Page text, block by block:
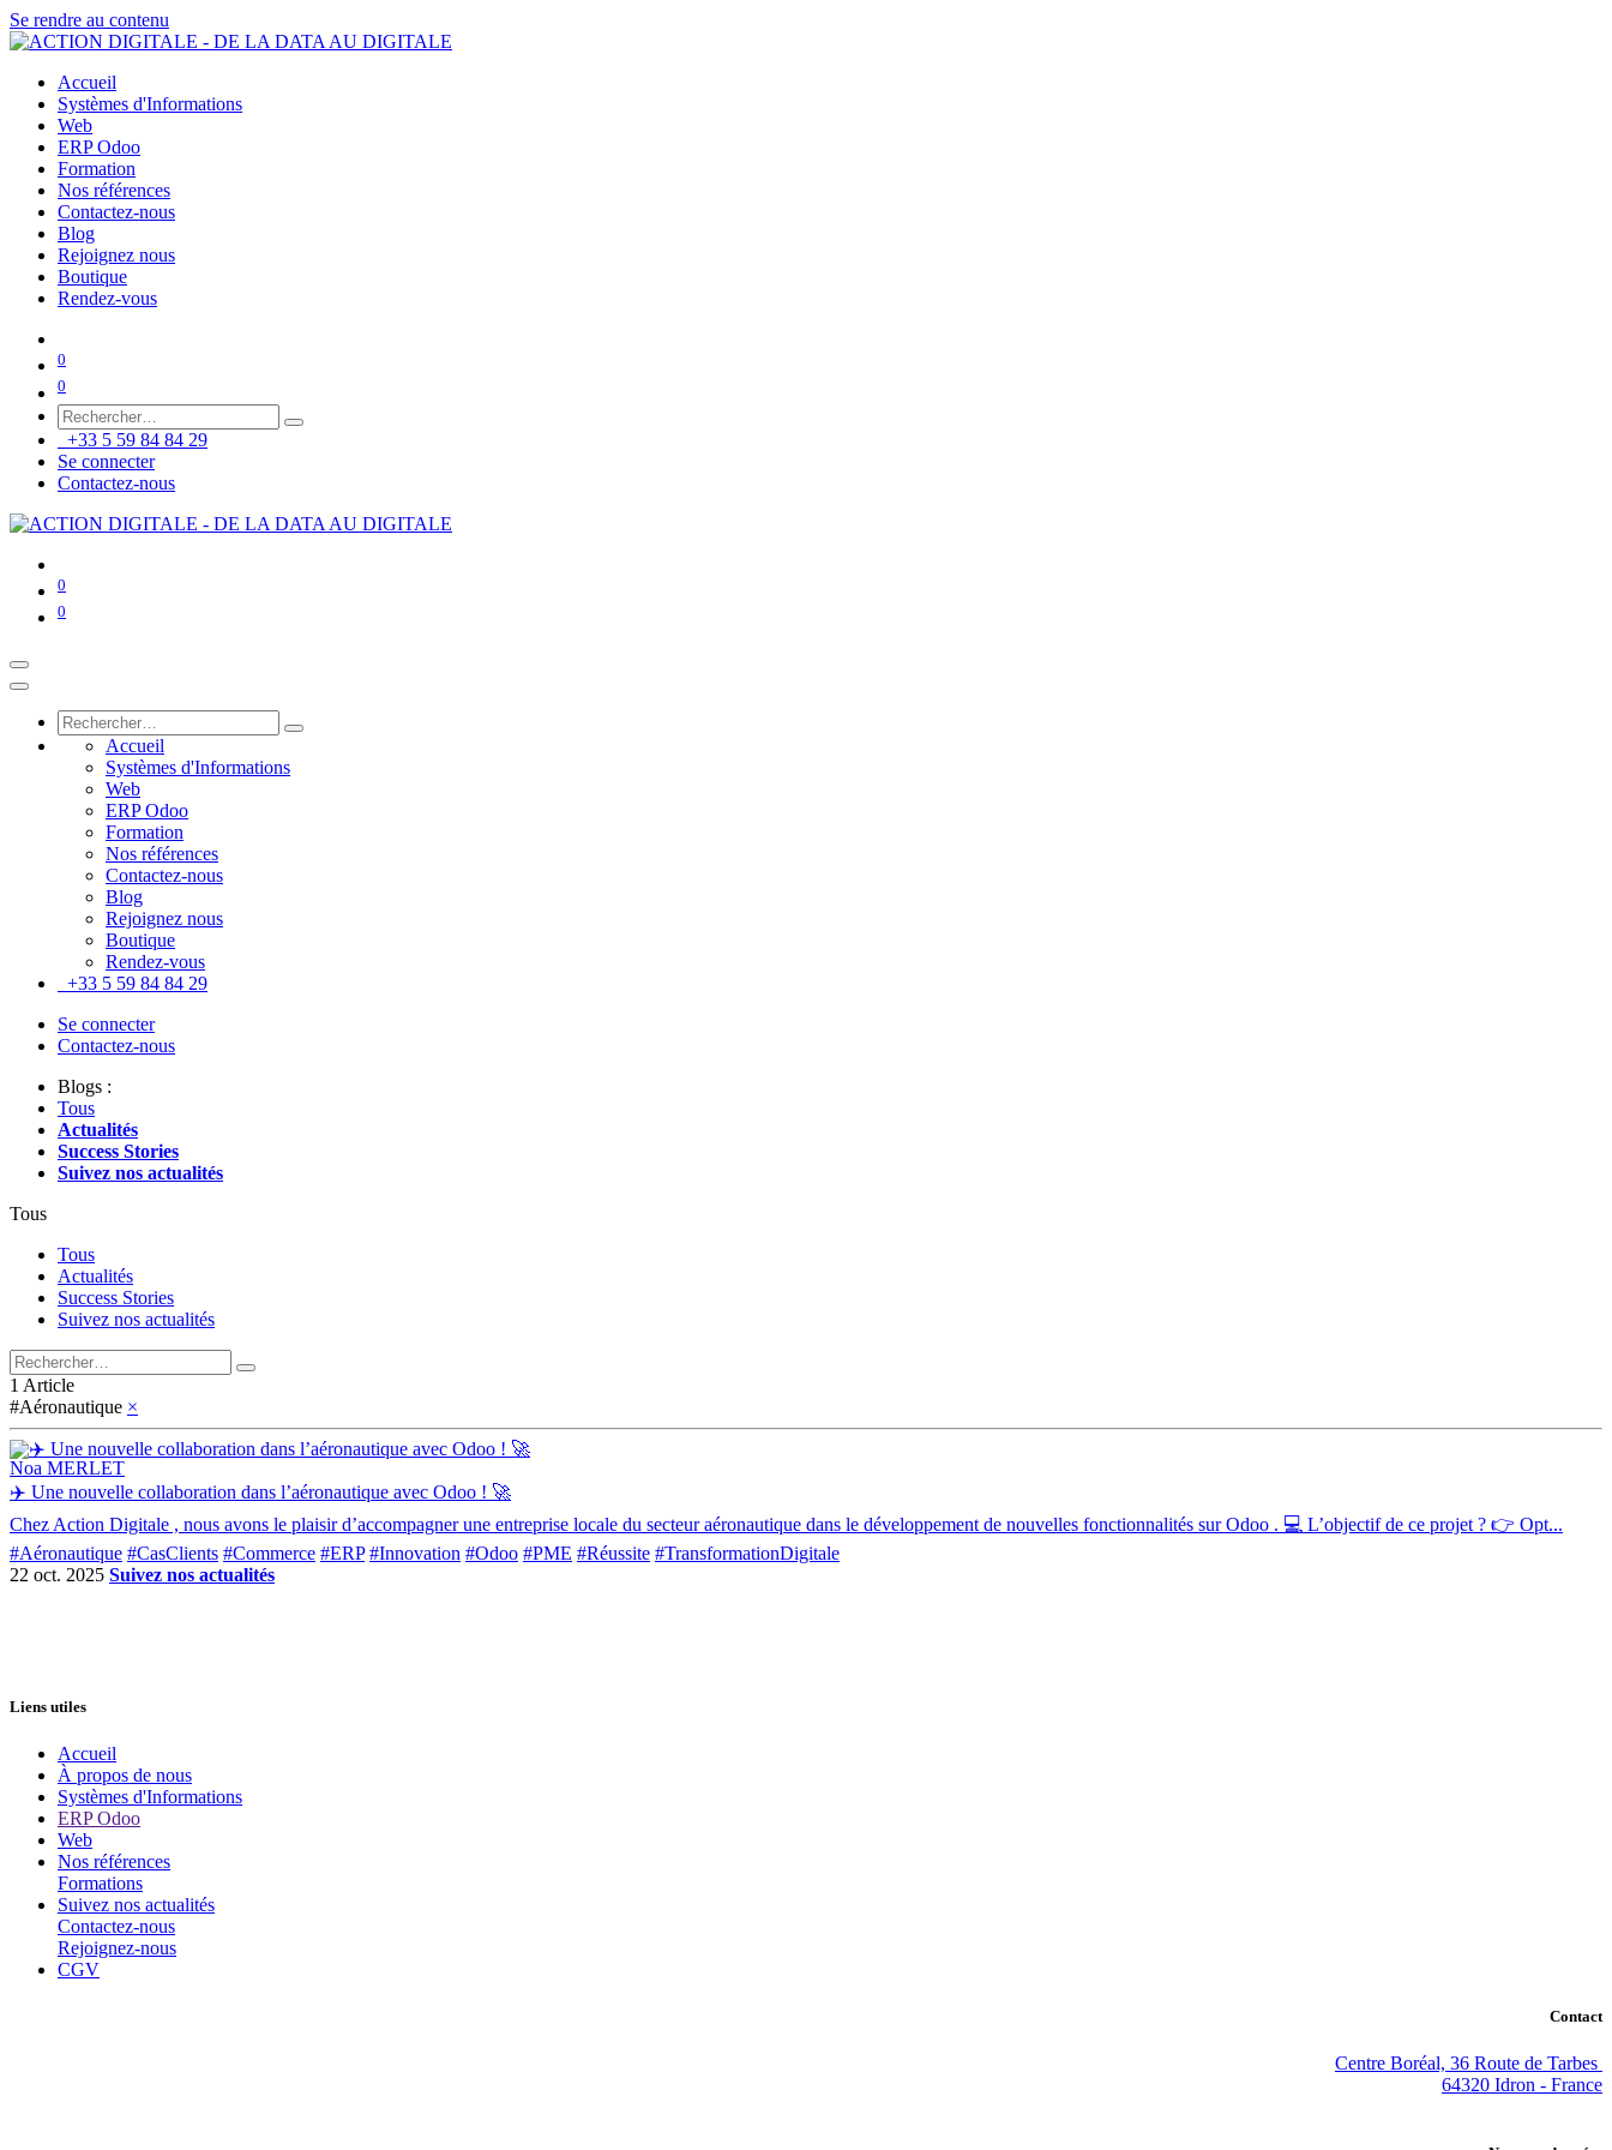
Se rendre au contenu
Accueil
Systèmes d'Informations
Web
ERP Odoo
Formation
Nos références
Contactez-nous
Blog
Rejoignez nous
Boutique
Rendez-vous
0
0
+33 5 59 84 84 29
Se connecter
Contactez-nous
0
0
Accueil
Systèmes d'Informations
Web
ERP Odoo
Formation
Nos références
Contactez-nous
Blog
Rejoignez nous
Boutique
Rendez-vous
+33 5 59 84 84 29
Se connecter
Contactez-nous
Blogs :
Tous
Actualités
Success Stories
Suivez nos actualités
Tous
Tous
Actualités
Success Stories
Suivez nos actualités
1 Article
#Aéronautique ×
Noa MERLET
✈️ Une nouvelle collaboration dans l’aéronautique avec Odoo ! 🚀
Chez Action Digitale , nous avons le plaisir d’accompagner une entreprise locale du secteur aéronautique dans le développement de nouvelles fonctionnalités sur Odoo . 💻 L’objectif de ce projet ? 👉 Opt...
#Aéronautique #CasClients #Commerce #ERP #Innovation #Odoo #PME #Réussite #TransformationDigitale
22 oct. 2025 Suivez nos actualités
Liens utiles
Accueil
À propos de nous
Systèmes d'Informations
ERP Odoo
Web
Nos références
Formations
Suivez nos actualités
Contactez-nous
Rejoignez-nous
CGV
Contact
Centre Boréal, 36 Route de Tarbes
64320 Idron - France